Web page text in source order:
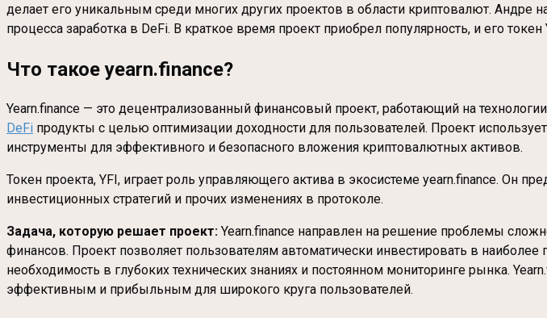
делает его уникальным среди многих других проектов в области криптовалют. Андре
процесса заработка в DeFi. В краткое время проект приобрел популярность, и его
Что такое yearn.finance?
Yearn.finance — это децентрализованный финансовый проект, работающий на
DeFi продукты с целью оптимизации доходности для пользователей. Проект
инструменты для эффективного и безопасного вложения криптовалютных активов.
Токен проекта, YFI, играет роль управляющего актива в экосистеме yearn.finance. Он
инвестиционных стратегий и прочих изменениях в протоколе.
Задача, которую решает проект: Yearn.finance направлен на решение проблемы
финансов. Проект позволяет пользователям автоматически инвестировать в
необходимость в глубоких технических знаниях и постоянном мониторинге рынка.
эффективным и прибыльным для широкого круга пользователей.